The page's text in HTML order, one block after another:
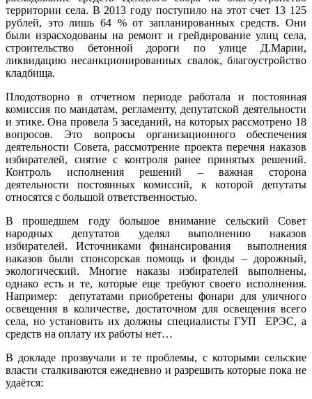
территории села. В 2013 году поступило на этот счет 13 125
рублей, это лишь 64 % от запланированных средств. Они
были израсходованы на ремонт и грейдирование улиц села,
строительство бетонной дороги по улице Д.Марии,
ликвидацию несанкционированных свалок, благоустройство
кладбища.
Плодотворно в отчетном периоде работала и постоянная
комиссия по мандатам, регламенту, депутатской деятельности
и этике. Она провела 5 заседаний, на которых рассмотрено 18
вопросов. Это вопросы организационного обеспечения
деятельности Совета, рассмотрение проекта перечня наказов
избирателей, снятие с контроля ранее принятых решений.
Контроль исполнения решений – важная сторона
деятельности постоянных комиссий, к которой депутаты
относятся с большой ответственностью.
В прошедшем году большое внимание сельский Совет
народных депутатов уделял выполнению наказов
избирателей. Источниками финансирования выполнения
наказов были спонсорская помощь и фонды – дорожный,
экологический. Многие наказы избирателей выполнены,
однако есть и те, которые еще требуют своего исполнения.
Например: депутатами приобретены фонари для уличного
освещения в количестве, достаточном для освещения всего
села, но установить их должны специалисты ГУП ЕРЭС, а
средств на оплату их работы нет…
В докладе прозвучали и те проблемы, с которыми сельские
власти сталкиваются ежедневно и разрешить которые пока не
удаётся: